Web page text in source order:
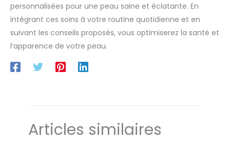
personnalisées pour une peau saine et éclatante. En
intégrant ces soins à votre routine quotidienne et en
suivant les conseils proposés, vous optimiserez la santé et
l’apparence de votre peau.
Articles similaires